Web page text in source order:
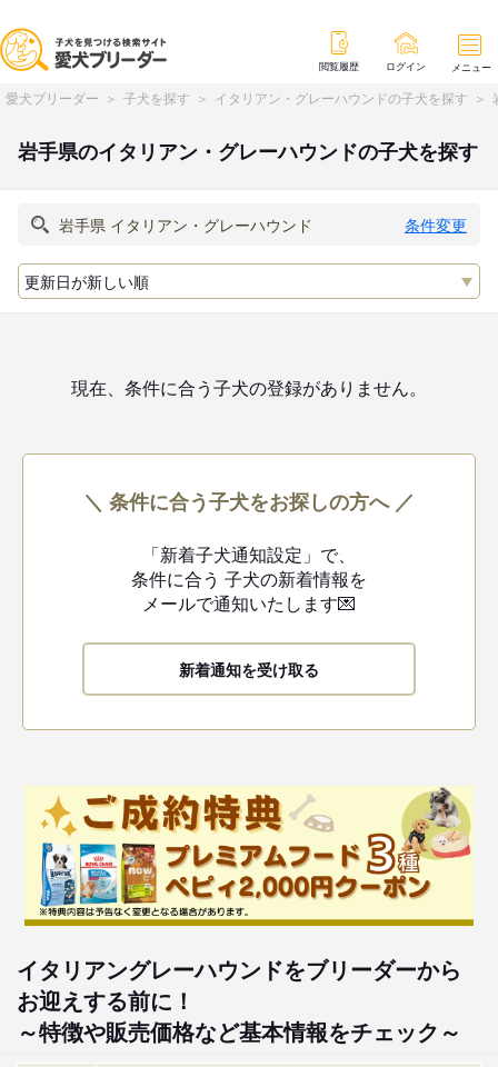
閲覧履歴 ログイン メニュー
愛犬ブリーダー 子犬を探す イタリアン・グレーハウンドの子犬を探す
岩手県のイタリアン・グレーハウンドの子犬を探す
条件変更
現在、条件に合う子犬の登録がありません。
＼ 条件に合う子犬をお探しの方へ ／
「新着子犬通知設定」で、
条件に合う 子犬の新着情報を
メールで通知いたします💌
新着通知を受け取る
イタリアングレーハウンドをブリーダーから
お迎えする前に！
～特徴や販売価格など基本情報をチェック～